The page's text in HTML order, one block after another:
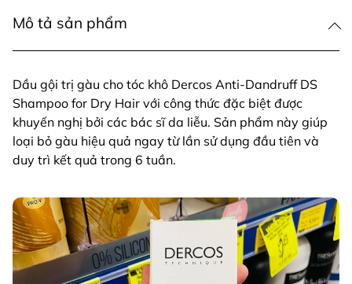
Mô tả sản phẩm
Dầu gội trị gàu cho tóc khô Dercos Anti-Dandruff DS
Shampoo for Dry Hair với công thức đặc biệt được
khuyến nghị bởi các bác sĩ da liễu. Sản phẩm này giúp
loại bỏ gàu hiệu quả ngay từ lần sử dụng đầu tiên và
duy trì kết quả trong 6 tuần.